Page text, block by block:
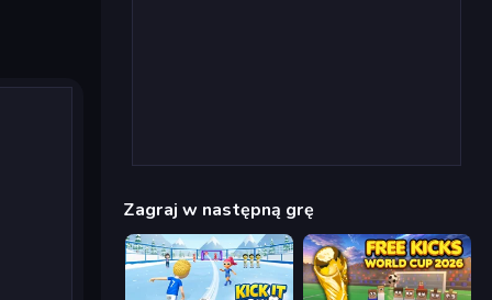
Zagraj w następną grę